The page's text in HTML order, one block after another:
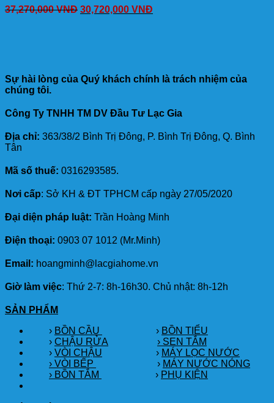
37,270,000VNĐ 30,720,000 VNĐ
Sự hài lòng của Quý khách chính là trách nhiệm của
chúng tôi.
Công Ty TNHH TM DV Đầu Tư Lạc Gia
Địa chỉ: 363/38/2 Bình Trị Đông, P. Bình Trị Đông, Q. Bình
Tân
Mã số thuế: 0316293585.
Nơi cấp: Sở KH & ĐT TPHCM cấp ngày 27/05/2020
Đại diện pháp luật: Trần Hoàng Minh
Điện thoại: 0903 07 1012 (Mr.Minh)
Email: hoangminh@lacgiahome.vn
Giờ làm việc: Thứ 2-7: 8h-16h30. Chủ nhật: 8h-12h
SẢN PHẨM
› BỒN CẦU › BỒN TIỂU
› CHẬU RỬA
› SEN TẮM
› VÒI CHẬU › MÁY LỌC NƯỚC
› VÒI BẾP
› MÁY NƯỚC NÓNG
› BỒN TẮM
› PHỤ KIỆN